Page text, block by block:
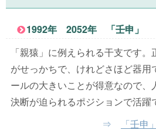
1992年 2052年 「壬申」
「親猿」に例えられる干支です
がせっかちで、けれどさほど器用
ールの大きいことが得意なので、
決断が迫られるポジションで活躍
⇒
「壬申